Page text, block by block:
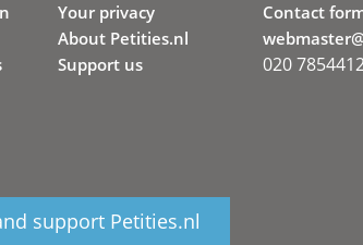
Your privacy
About Petities.nl
Support us
support Petities.nl
Contact
020